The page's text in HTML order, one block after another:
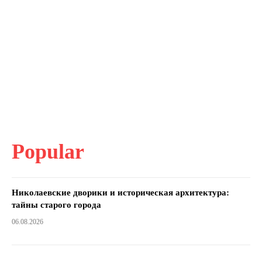
Popular
Николаевские дворики и историческая архитектура:
тайны старого города
06.08.2026